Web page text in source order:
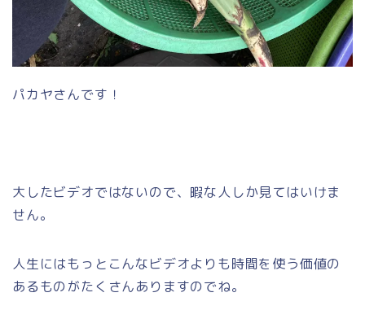
パカヤさんです！
大したビデオではないので、暇な人しか見てはいけま
せん。
人生にはもっとこんなビデオよりも時間を使う価値の
あるものがたくさんありますのでね。